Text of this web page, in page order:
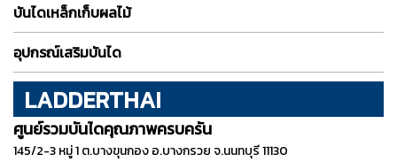
บันไดเหล็กเก็บผลไม้
อุปกรณ์เสริมบันได
LADDERTHAI
ศูนย์รวมบันไดคุณภาพครบครัน
145/2-3 หมู่ 1 ต.บางขุนกอง อ.บางกรวย จ.นนทบุรี 11130